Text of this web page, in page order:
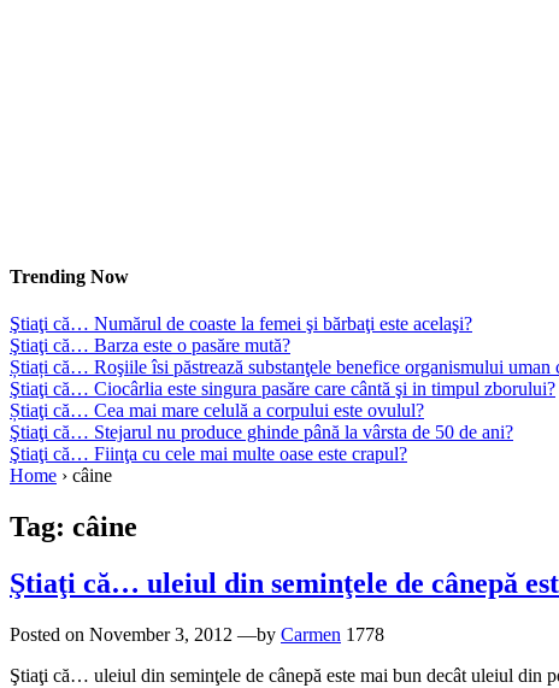
Trending Now
Ştiaţi că… Numărul de coaste la femei şi bărbaţi este acelaşi?
Ştiaţi că… Barza este o pasăre mută?
Știați că… Roşiile îsi păstrează substanţele benefice organismului uman
Ştiaţi că… Ciocârlia este singura pasăre care cântă şi in timpul zborului?
Știaţi că… Cea mai mare celulă a corpului este ovulul?
Ştiaţi că… Stejarul nu produce ghinde până la vârsta de 50 de ani?
Ştiaţi că… Fiinţa cu cele mai multe oase este crapul?
Home › câine
Tag: câine
Ştiaţi că… uleiul din seminţele de cânepă
Posted on November 3, 2012 —by Carmen 1778
Ştiaţi că… uleiul din seminţele de cânepă este mai bun decât uleiul din